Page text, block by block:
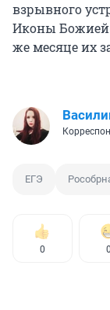
взрывного
Иконы Божией
же месяце их
ЕГЭ
0 0